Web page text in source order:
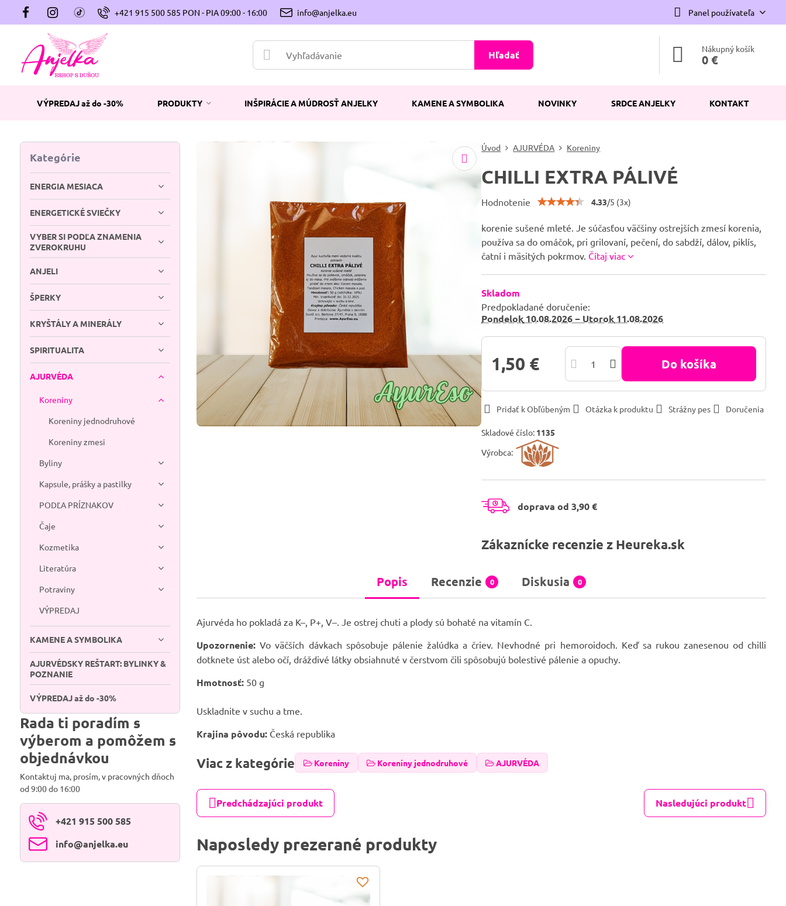
+421 915 500 585 PON - PIA 09:00 - 16:00 info@anjelka.eu Panel používateľa
Hľadať Nákupný košík
0 €
VÝPREDAJ až do -30% PRODUKTY INŠPIRÁCIE A MÚDROSŤ ANJELKY KAMENE A SYMBOLIKA NOVINKY SRDCE ANJELKY KONTAKT
Úvod AJURVÉDA Koreniny
CHILLI EXTRA PÁLIVÉ
Hodnotenie 4.33/5 (3x)
korenie sušené mleté. Je súčasťou väčšiny ostrejších zmesí korenia,
používa sa do omáčok, pri grilovaní, pečení, do sabdží, dálov, piklís,
čatní i mäsitých pokrmov. Čítaj viac
Skladom
Predpokladané doručenie:
Pondelok 10.08.2026 − Utorok 11.08.2026
1,50 € Do košíka
Pridať k Obľúbeným Otázka k produktu Strážny pes Doručenia
Skladové číslo: 1135
Výrobca:
doprava od 3,90 €
Zákaznícke recenzie z Heureka.sk
Popis Recenzie 0 Diskusia 0
Ajurvéda ho pokladá za K–, P+, V–. Je ostrej chuti a plody sú bohaté na vitamín C.
Upozornenie: Vo väčších dávkach spôsobuje pálenie žalúdka a čriev. Nevhodné pri hemoroidoch. Keď sa rukou zanesenou od chilli
dotknete úst alebo očí, dráždivé látky obsiahnuté v čerstvom čili spôsobujú bolestivé pálenie a opuchy.
Hmotnosť: 50 g
Uskladnite v suchu a tme.
Krajina pôvodu: Česká republika
Viac z kategórie Koreniny Koreniny jednodruhové AJURVÉDA
Predchádzajúci produkt Nasledujúci produkt
Naposledy prezerané produkty
Kategórie
ENERGIA MESIACA
ENERGETICKÉ SVIEČKY
VYBER SI PODĽA ZNAMENIA
ZVEROKRUHU
ANJELI
ŠPERKY
KRYŠTÁLY A MINERÁLY
SPIRITUALITA
AJURVÉDA
Koreniny
Koreniny jednodruhové
Koreniny zmesi
Byliny
Kapsule, prášky a pastilky
PODĽA PRÍZNAKOV
Čaje
Kozmetika
Literatúra
Potraviny
VÝPREDAJ
KAMENE A SYMBOLIKA
AJURVÉDSKY REŠTART: BYLINKY &
POZNANIE
VÝPREDAJ až do -30%
Rada ti poradím s
výberom a pomôžem s
objednávkou
Kontaktuj ma, prosím, v pracovných dňoch
od 9:00 do 16:00
+421 915 500 585
info​@anjelka​.eu